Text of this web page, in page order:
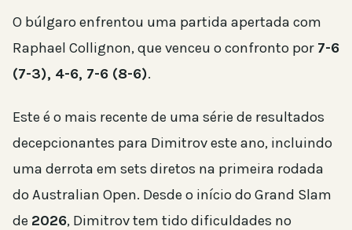
O búlgaro enfrentou uma partida apertada com
Raphael Collignon, que venceu o confronto por 7-6
(7-3), 4-6, 7-6 (8-6).
Este é o mais recente de uma série de resultados
decepcionantes para Dimitrov este ano, incluindo
uma derrota em sets diretos na primeira rodada
do Australian Open. Desde o início do Grand Slam
de 2026, Dimitrov tem tido dificuldades no